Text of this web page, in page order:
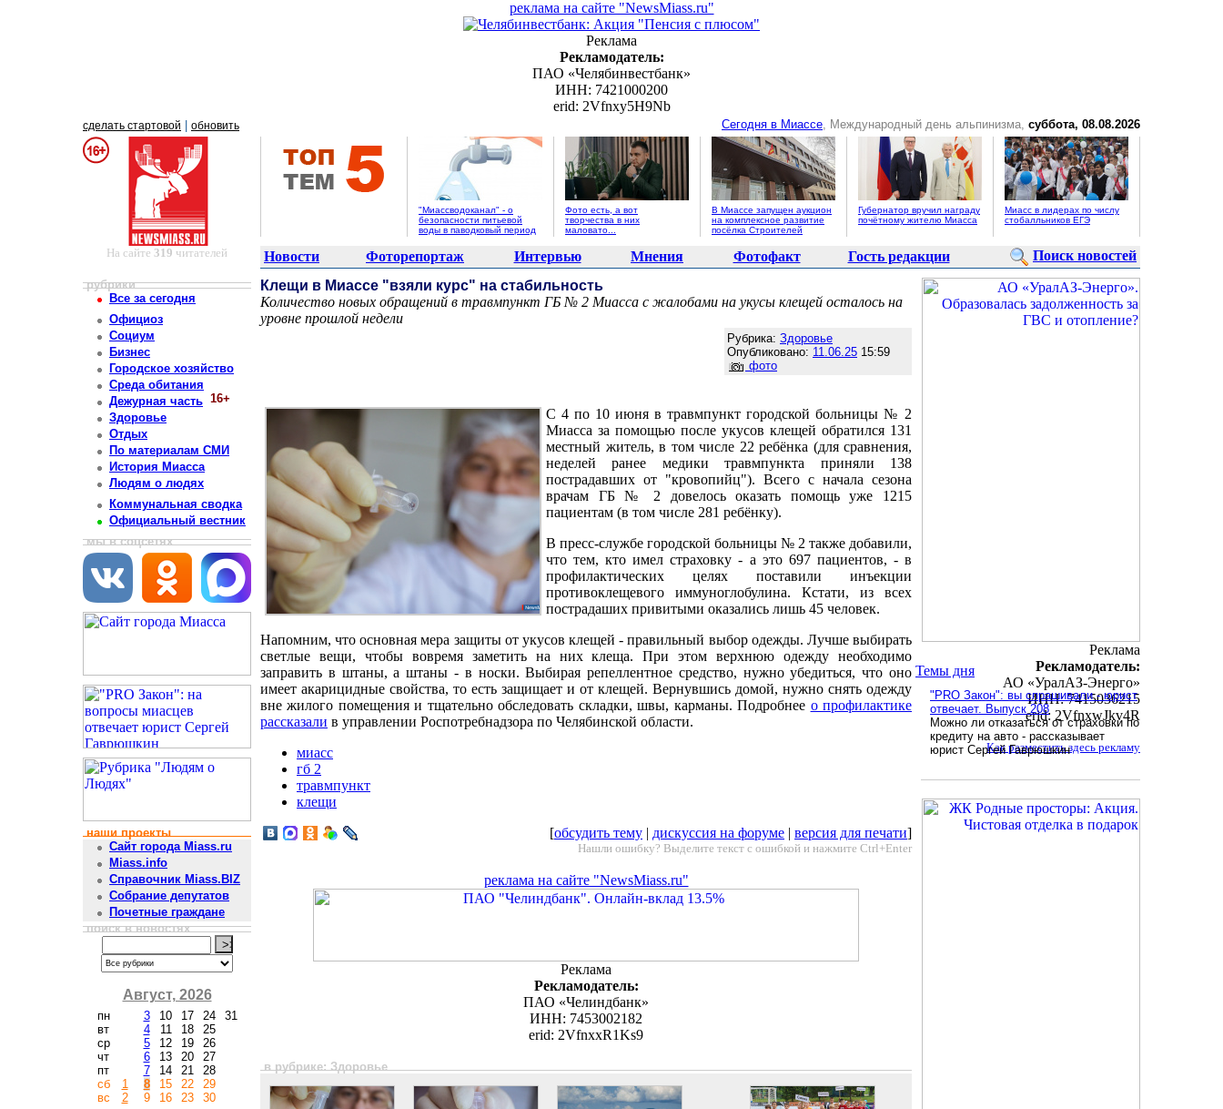
реклама на сайте "NewsMiass.ru"
Реклама
Рекламодатель:
ПАО «Челябинвестбанк»
ИНН: 7421000200
erid: 2Vfnxy5H9Nb
сделать стартовой обновить Сегодня в Миассе, Международный день альпинизма, суббота, 08.08.2026
"Миассводоканал" - о
безопасности питьевой
воды в паводковый период
Фото есть, а вот
творчества в них
маловато...
В Миассе запущен аукцион
на комплексное развитие
посёлка Строителей
Губернатор вручил награду
почётному жителю Миасса
Миасс в лидерах по числу
стобалльников ЕГЭ
На сайте 319 читателей Новости Фоторепортаж Интервью Мнения Фотофакт Гость редакции Поиск новостей
рубрики
Все за сегодня
Официоз
Социум
Бизнес
Городское хозяйство
Среда обитания
Дежурная часть 16+
Здоровье
Отдых
По материалам СМИ
История Миасса
Людям о людях
Коммунальная сводка
Официальный вестник
мы в соцсетях
наши проекты
Сайт города Miass.ru
Miass.info
Справочник Miass.BIZ
Собрание депутатов
Почетные граждане
поиск в новостях
Август, 2026
пн
вт
ср
чт
пт
сб
вс
1
2
3
4
5
6
7
8
9
10
11
12
13
14
15
16
17
18
19
20
21
22
23
24
25
26
27
28
29
30
31
Клещи в Миассе "взяли курс" на стабильность
Количество новых обращений в травмпункт ГБ № 2 Миасса с жалобами на укусы клещей осталось на
уровне прошлой недели
Рубрика: Здоровье
Опубликовано: 11.06.25 15:59
фото
С 4 по 10 июня в травмпункт городской больницы № 2
Миасса за помощью после укусов клещей обратился 131
местный житель, в том числе 22 ребёнка (для сравнения,
неделей ранее медики травмпункта приняли 138
пострадавших от "кровопийц"). Всего с начала сезона
врачам ГБ № 2 довелось оказать помощь уже 1215
пациентам (в том числе 281 ребёнку).
В пресс-службе городской больницы № 2 также добавили,
что тем, кто имел страховку - а это 697 пациентов, - в
профилактических целях поставили инъекции
противоклещевого иммуноглобулина. Кстати, из всех
пострадаших привитыми оказались лишь 45 человек.
Напомним, что основная мера защиты от укусов клещей - правильный выбор одежды. Лучше выбирать
светлые вещи, чтобы вовремя заметить на них клеща. При этом верхнюю одежду необходимо
заправить в штаны, а штаны - в носки. Выбирая репеллентное средство, нужно убедиться, что оно
имеет акарицидные свойства, то есть защищает и от клещей. Вернувшись домой, нужно снять одежду
вне жилого помещения и тщательно обследовать складки, швы, карманы. Подробнее о профилактике
рассказали в управлении Роспотребнадзора по Челябинской области.
миасс
гб 2
травмпункт
клещи
[обсудить тему | дискуссия на форуме | версия для печати]
Нашли ошибку? Выделите текст с ошибкой и нажмите Ctrl+Enter
реклама на сайте "NewsMiass.ru"
Реклама
Рекламодатель:
ПАО «Челиндбанк»
ИНН: 7453002182
erid: 2VfnxxR1Ks9
в рубрике: Здоровье
Реклама
Рекламодатель:
АО «УралАЗ-Энерго»
ИНН: 7415036215
erid: 2VfnxwJkv4R
Как разместить здесь рекламу
Темы дня
"PRO Закон": вы спрашивали - юрист
отвечает. Выпуск 208
Можно ли отказаться от страховки по
кредиту на авто - рассказывает
юрист Сергей Гаврюшкин